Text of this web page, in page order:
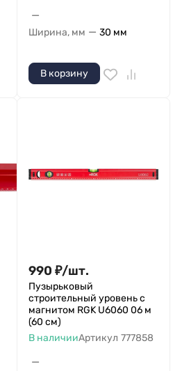
—
Ширина, мм — 30 мм
В корзину
990 ₽/шт.
Пузырьковый
строительный уровень с
магнитом RGK U6060 06 м
(60 см)
В наличииАртикул 777858
—